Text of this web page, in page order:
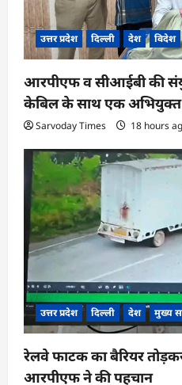
उत्तर प्रदेश दिल्ली देश विदेश
आरपीएफ व सीआईबी की
केबिल के साथ एक अभियुक्त
Sarvoday Times 18 hours
उत्तर प्रदेश दिल्ली देश मुख्य
रेलवे फाटक का बैरियर
आरपीएफ ने की पहचान